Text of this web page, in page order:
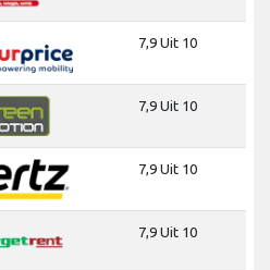
7,9 Uit 10
7,9 Uit 10
7,9 Uit 10
7,9 Uit 10